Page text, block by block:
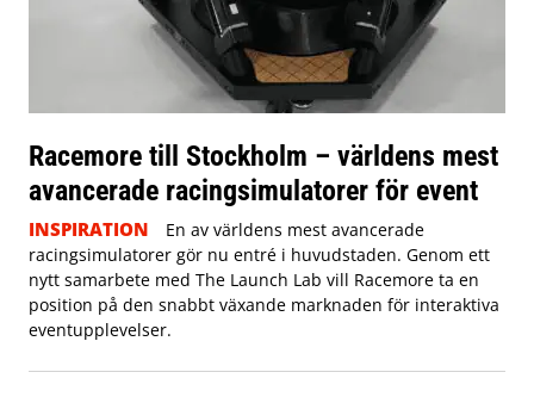
Racemore till Stockholm – världens mest
avancerade racingsimulatorer för event
INSPIRATION
En av världens mest avancerade
racingsimulatorer gör nu entré i huvudstaden. Genom ett
nytt samarbete med The Launch Lab vill Racemore ta en
position på den snabbt växande marknaden för interaktiva
eventupplevelser.